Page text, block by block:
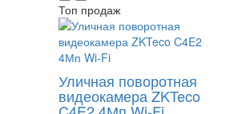
Топ продаж
Уличная поворотная
видеокамера ZKTeco